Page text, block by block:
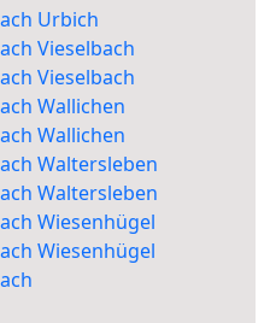
Urbich
Vieselbach
Vieselbach
Wallichen
Wallichen
Waltersleben
Waltersleben
Wiesenhügel
Wiesenhügel